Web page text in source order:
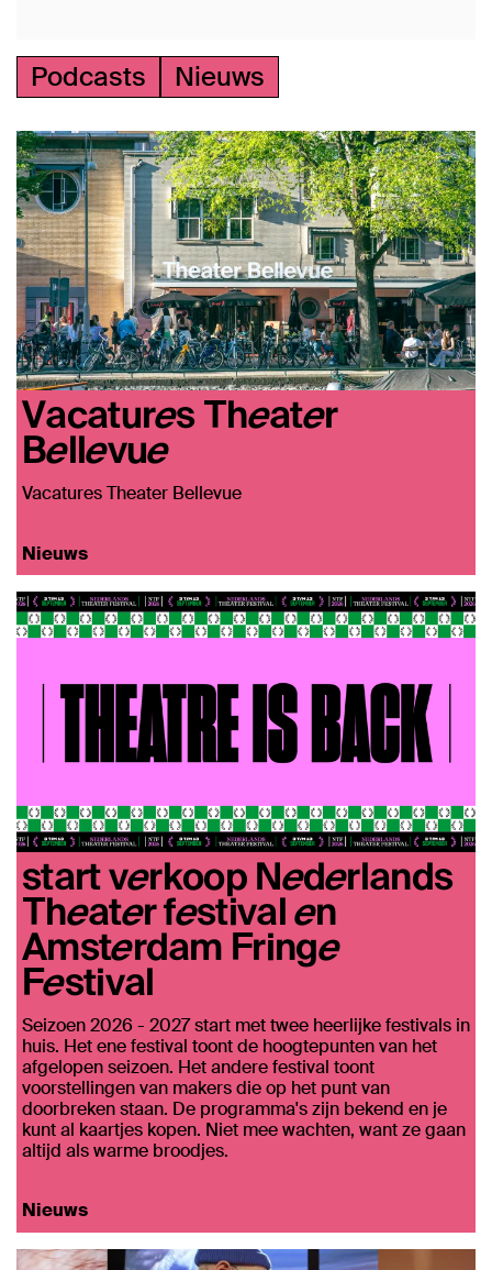
Podcasts Nieuws
Vacatures Theater
Bellevue
Vacatures Theater Bellevue
Nieuws
start verkoop Nederlands
Theater festival en
Amsterdam Fringe
Festival
Seizoen 2026 - 2027 start met twee heerlijke festivals in
huis. Het ene festival toont de hoogtepunten van het
afgelopen seizoen. Het andere festival toont
voorstellingen van makers die op het punt van
doorbreken staan. De programma's zijn bekend en je
kunt al kaartjes kopen. Niet mee wachten, want ze gaan
altijd als warme broodjes.
Nieuws